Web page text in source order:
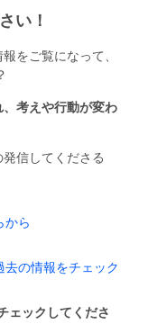
い！
をご覧になって、
考えや行動が変わ
信してくださる
から
去の情報をチェック
ェックしてくださ